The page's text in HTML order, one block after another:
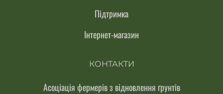
Підтримка
Інтернет-магазин
КОНТАКТИ
Асоціація фермерів з відновлення ґрунтів